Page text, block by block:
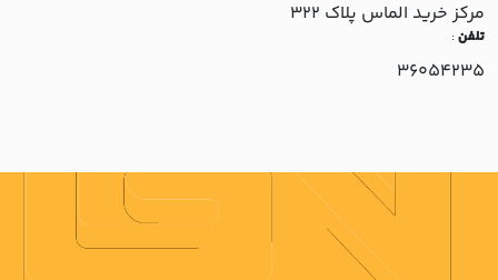
مرکز خريد الماس پلاک 322
تلفن:
36054235